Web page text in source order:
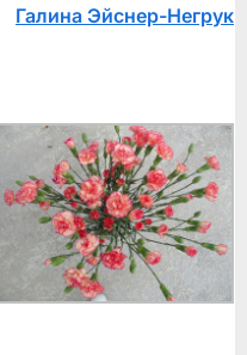
Галина Эйснер-Негрук